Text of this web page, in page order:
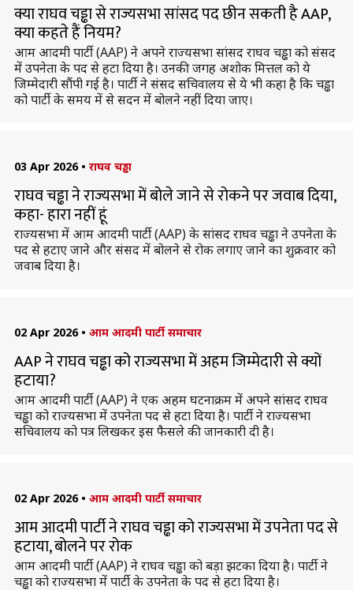
क्या राघव चड्ढा से राज्यसभा सांसद पद छीन सकती है AAP,
क्या कहते हैं नियम?
आम आदमी पार्टी (AAP) ने अपने राज्यसभा सांसद राघव चड्ढा को संसद
में उपनेता के पद से हटा दिया है। उनकी जगह अशोक मित्तल को ये
जिम्मेदारी सौंपी गई है। पार्टी ने संसद सचिवालय से ये भी कहा है कि चड्ढा
को पार्टी के समय में से सदन में बोलने नहीं दिया जाए।
03 Apr 2026 • राघव चड्ढा
राघव चड्ढा ने राज्यसभा में बोले जाने से रोकने पर जवाब दिया,
कहा- हारा नहीं हूं
राज्यसभा में आम आदमी पार्टी (AAP) के सांसद राघव चड्ढा ने उपनेता के
पद से हटाए जाने और संसद में बोलने से रोक लगाए जाने का शुक्रवार को
जवाब दिया है।
02 Apr 2026 • आम आदमी पार्टी समाचार
AAP ने राघव चड्ढा को राज्यसभा में अहम जिम्मेदारी से क्यों
हटाया?
आम आदमी पार्टी (AAP) ने एक अहम घटनाक्रम में अपने सांसद राघव
चड्ढा को राज्यसभा में उपनेता पद से हटा दिया है। पार्टी ने राज्यसभा
सचिवालय को पत्र लिखकर इस फैसले की जानकारी दी है।
02 Apr 2026 • आम आदमी पार्टी समाचार
आम आदमी पार्टी ने राघव चड्ढा को राज्यसभा में उपनेता पद से
हटाया, बोलने पर रोक
आम आदमी पार्टी (AAP) ने राघव चड्ढा को बड़ा झटका दिया है। पार्टी ने
चड्ढा को राज्यसभा में पार्टी के उपनेता के पद से हटा दिया है।